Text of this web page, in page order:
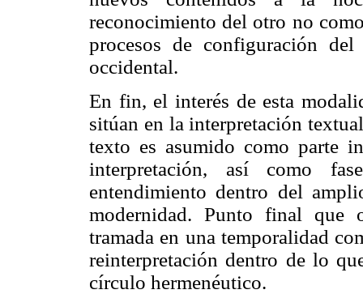
reconocimiento del otro no
procesos de configuración
occidental.
En fin, el interés de esta
sitúan en la interpretación
texto es asumido como parte
interpretación, así como
entendimiento dentro del
modernidad. Punto final que
tramada en una temporalidad
reinterpretación dentro de lo
círculo hermenéutico.